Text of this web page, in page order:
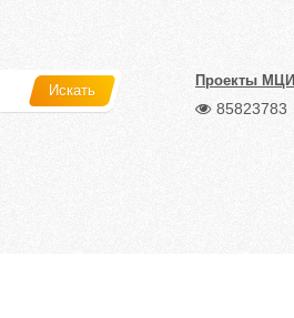
Искать
Проекты
85823783